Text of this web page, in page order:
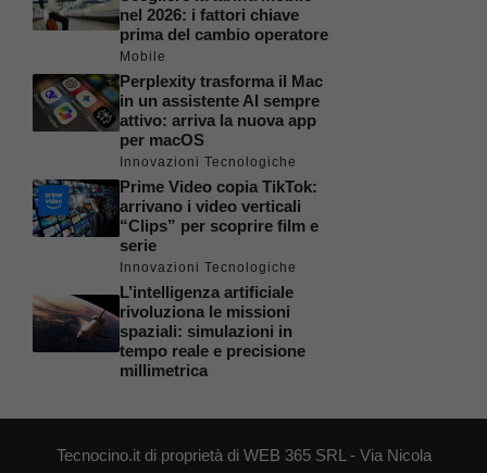
nel 2026: i fattori chiave
prima del cambio operatore
Mobile
Perplexity trasforma il Mac
in un assistente AI sempre
attivo: arriva la nuova app
per macOS
Innovazioni Tecnologiche
Prime Video copia TikTok:
arrivano i video verticali
“Clips” per scoprire film e
serie
Innovazioni Tecnologiche
L’intelligenza artificiale
rivoluziona le missioni
spaziali: simulazioni in
tempo reale e precisione
millimetrica
Tecnocino.it di proprietà di WEB 365 SRL - Via Nicola